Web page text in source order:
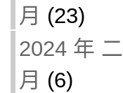
月 (23)
2024 年 二
月 (6)